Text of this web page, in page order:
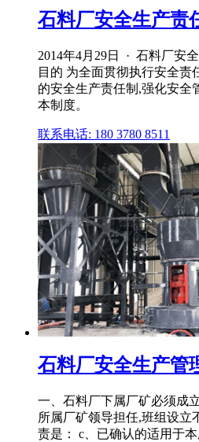
石料厂安全生产责
2014年4月29日 · 石料厂安
目的 为全面贯彻执行安全责
的安全生产责任制,强化安全
本制度。
联系电话: 180 3780 8511
石料厂安全生产管
一、石料厂下属厂矿必须成
所属厂矿领导担任,班组设立
责是： c、已确认的适用于